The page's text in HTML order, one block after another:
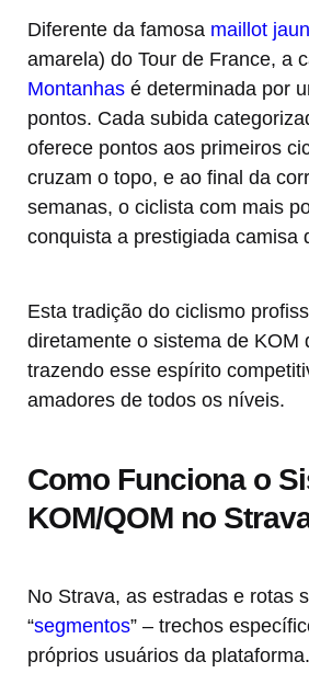
Diferente da famosa maillot
amarela) do Tour de France, a
Montanhas é determinada por
pontos. Cada subida
oferece pontos aos primeiros
cruzam o topo, e ao final da
semanas, o ciclista com mais
conquista a prestigiada camisa
Esta tradição do ciclismo
diretamente o sistema de KOM
trazendo esse espírito
amadores de todos os níveis.
Como Funciona o
KOM/QOM no
No Strava, as estradas e rotas
“segmentos” – trechos
próprios usuários da